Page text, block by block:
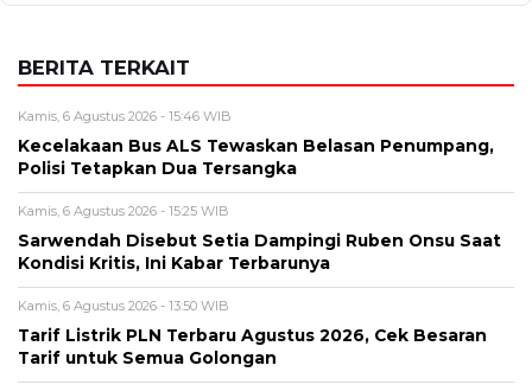
BERITA TERKAIT
Kamis, 6 Agustus 2026 - 15:46 WIB
Kecelakaan Bus ALS Tewaskan Belasan Penumpang,
Polisi Tetapkan Dua Tersangka
Kamis, 6 Agustus 2026 - 15:25 WIB
Sarwendah Disebut Setia Dampingi Ruben Onsu Saat
Kondisi Kritis, Ini Kabar Terbarunya
Kamis, 6 Agustus 2026 - 13:50 WIB
Tarif Listrik PLN Terbaru Agustus 2026, Cek Besaran
Tarif untuk Semua Golongan